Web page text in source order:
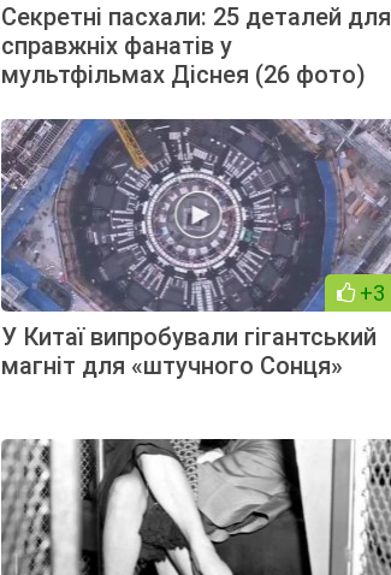
Секретні пасхали: 25 деталей для
справжніх фанатів у
мультфільмах Діснея (26 фото)
+3
У Китаї випробували гігантський
магніт для «штучного Сонця»